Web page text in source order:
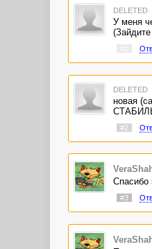
DELETED
У меня
DELETED
новая
#2
Спасибо
#3